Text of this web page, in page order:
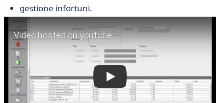
gestione infortuni.